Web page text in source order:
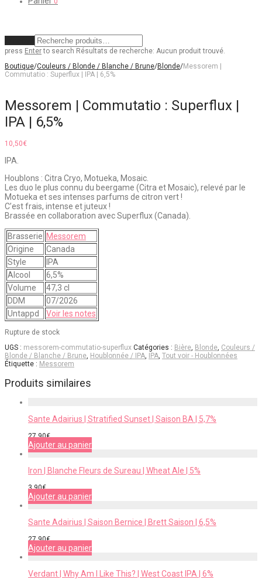
press Enterto search Résultats de recherche: Aucun produit trouvé.
Boutique/Couleurs / Blonde / Blanche / Brune/Blonde/Messorem |
Commutatio : Superflux | IPA | 6,5%
Messorem | Commutatio : Superflux |
IPA | 6,5%
10,50€
IPA.
Houblons : Citra Cryo, Motueka, Mosaic.
Les duo le plus connu du beergame (Citra et Mosaic), relevé par le
Motueka et ses intenses parfums de citron vert !
C’est frais, intense et juteux !
Brassée en collaboration avec Superflux (Canada).
Brasserie Messorem
Origine
Canada
Style
IPA
Alcool
6,5%
Volume
47,3 cl
DDM
07/2026
Untappd
Voir les notes
Rupture de stock
UGS : messorem-commutatio-superflux Catégories : Bière, Blonde, Couleurs /
Blonde / Blanche / Brune, Houblonnée / IPA, IPA, Tout voir - Houblonnées
Étiquette : Messorem
Produits similaires
Sante Adairius | Stratified Sunset | Saison BA | 5,7%
27,90€
Ajouter au panier
Iron | Blanche Fleurs de Sureau | Wheat Ale | 5%
3,90€
Ajouter au panier
Sante Adairius | Saison Bernice | Brett Saison | 6,5%
27,90€
Ajouter au panier
Verdant | Why Am I Like This? | West Coast IPA | 6%